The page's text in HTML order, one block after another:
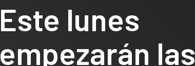
Este lunes
empezarán las